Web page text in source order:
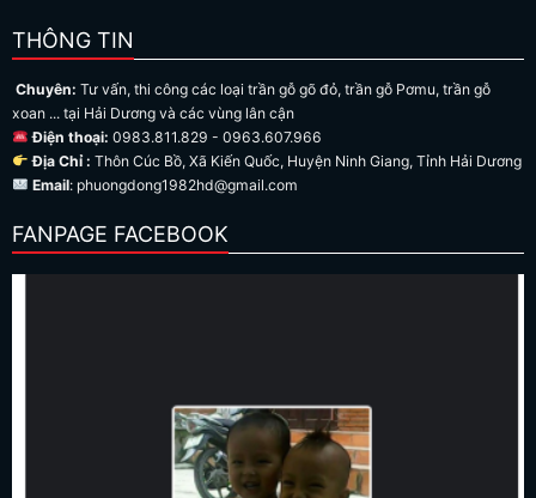
THÔNG TIN
Chuyên: Tư vấn, thi công các loại trần gỗ gõ đỏ, trần gỗ Pơmu, trần gỗ
xoan ... tại Hải Dương và các vùng lân cận
Điện thoại: 0983.811.829 - 0963.607.966
Địa Chỉ : Thôn Cúc Bồ, Xã Kiến Quốc, Huyện Ninh Giang, Tỉnh Hải Dương
Email: phuongdong1982hd@gmail.com
FANPAGE FACEBOOK